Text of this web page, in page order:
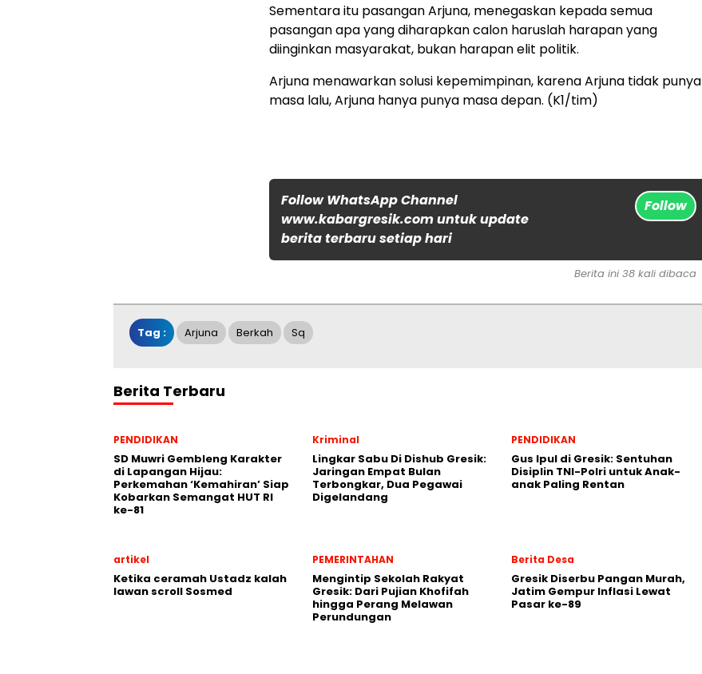
Sementara itu pasangan Arjuna, menegaskan kepada semua
pasangan apa yang diharapkan calon haruslah harapan yang
diinginkan masyarakat, bukan harapan elit politik.
Arjuna menawarkan solusi kepemimpinan, karena Arjuna tidak punya
masa lalu, Arjuna hanya punya masa depan. (K1/tim)
Follow WhatsApp Channel
www.kabargresik.com untuk update
berita terbaru setiap hari
Follow
Berita ini 38 kali dibaca
Tag : Arjuna Berkah Sq
Berita Terbaru
PENDIDIKAN
SD Muwri Gembleng Karakter
di Lapangan Hijau:
Perkemahan ‘Kemahiran’ Siap
Kobarkan Semangat HUT RI
ke-81
Kriminal
Lingkar Sabu Di Dishub Gresik:
Jaringan Empat Bulan
Terbongkar, Dua Pegawai
Digelandang
PENDIDIKAN
Gus Ipul di Gresik: Sentuhan
Disiplin TNI-Polri untuk Anak-
anak Paling Rentan
artikel
Ketika ceramah Ustadz kalah
lawan scroll Sosmed
PEMERINTAHAN
Mengintip Sekolah Rakyat
Gresik: Dari Pujian Khofifah
hingga Perang Melawan
Perundungan
Berita Desa
Gresik Diserbu Pangan Murah,
Jatim Gempur Inflasi Lewat
Pasar ke-89